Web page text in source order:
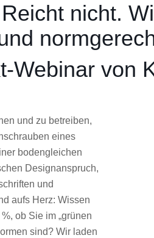
nicht.
Webinar von
und zu betreiben,
eines
bodengleichen
Designanspruch,
und
aufs Herz: Wissen
ob Sie im „grünen
sind? Wir laden